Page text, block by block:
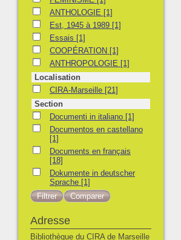
ANTHOLOGIE
ANTHOLOGIE [1]
Est, 1945 à 1989
Est, 1945 à 1989 [1]
EssaisEssais [1]
COOPÉRATION
COOPÉRATION [1]
ANTHROPOLOGIE
ANTHROPOLOGIE [1]
Localisation
CIRA-Marseille
CIRA-Marseille [21]
Section
Documenti in italiano
Documenti in italiano [1]
Documentos en castellano
Documentos en castellano
[1]
Documents en français
Documents en français
[18]
Dokumente in deutscher Sprache
Dokumente in deutscher
Sprache [1]
Adresse
Bibliothèque du CIRA de Marseille